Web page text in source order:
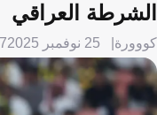
الشرطة العراقي
كووورة 25 نوفمبر 2025